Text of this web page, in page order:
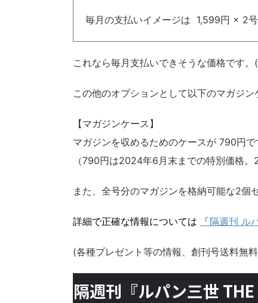
毎月の支払いイメージは 1,599円 × 2
これなら毎月支払いできそうな価格です
この他のオプションとして以下のマガジ
【マガジンケース】
マガジンを収めるためのケースが 790円で
（790円は2024年6月末までの特別価格
また、全号分のマガジンを格納可能な2個
詳細で正確な情報については 「隔週刊 ル
(各種プレゼント等の情報、創刊号送料無
隔週刊『ルパン三世